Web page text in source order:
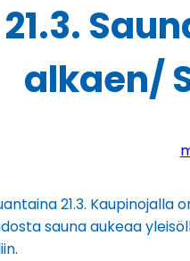
21.3.
alkaen/
21.3.
sauna aukeaa